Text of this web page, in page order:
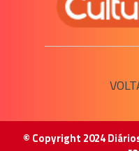
© Copyright 2024